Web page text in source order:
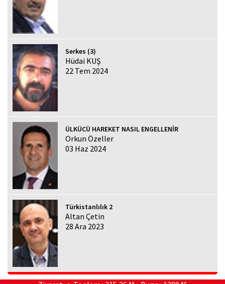
Serkes (3)
Hüdai KUŞ
22 Tem 2024
ÜLKÜCÜ HAREKET NASIL ENGELLENİR
Orkun Özeller
03 Haz 2024
Türkistanlılık 2
Altan Çetin
28 Ara 2023